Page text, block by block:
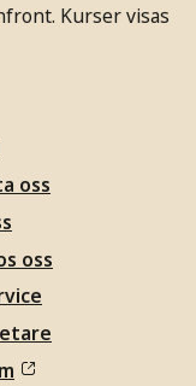
Kurser visas
oss
oss